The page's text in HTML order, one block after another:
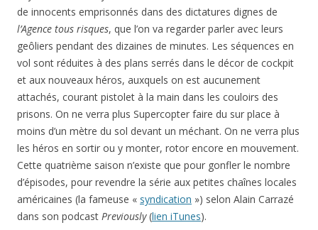
de innocents emprisonnés dans des dictatures dignes de
l’Agence tous risques, que l’on va regarder parler avec leurs
geôliers pendant des dizaines de minutes. Les séquences en
vol sont réduites à des plans serrés dans le décor de cockpit
et aux nouveaux héros, auxquels on est aucunement
attachés, courant pistolet à la main dans les couloirs des
prisons. On ne verra plus Supercopter faire du sur place à
moins d’un mètre du sol devant un méchant. On ne verra plus
les héros en sortir ou y monter, rotor encore en mouvement.
Cette quatrième saison n’existe que pour gonfler le nombre
d’épisodes, pour revendre la série aux petites chaînes locales
américaines (la fameuse « syndication ») selon Alain Carrazé
dans son podcast Previously(lien iTunes).